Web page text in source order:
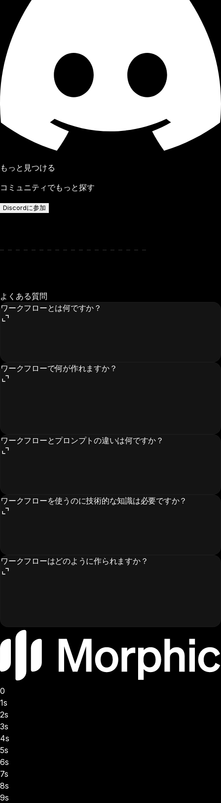
もっと見つける
コミュニティでもっと探す
Discordに参加
よくある質問
ワークフローとは何ですか？
ワークフローで何が作れますか？
ワークフローとプロンプトの違いは何ですか？
ワークフローを使うのに技術的な知識は必要ですか？
ワークフローはどのように作られますか？
0
1s
2s
3s
4s
5s
6s
7s
8s
9s